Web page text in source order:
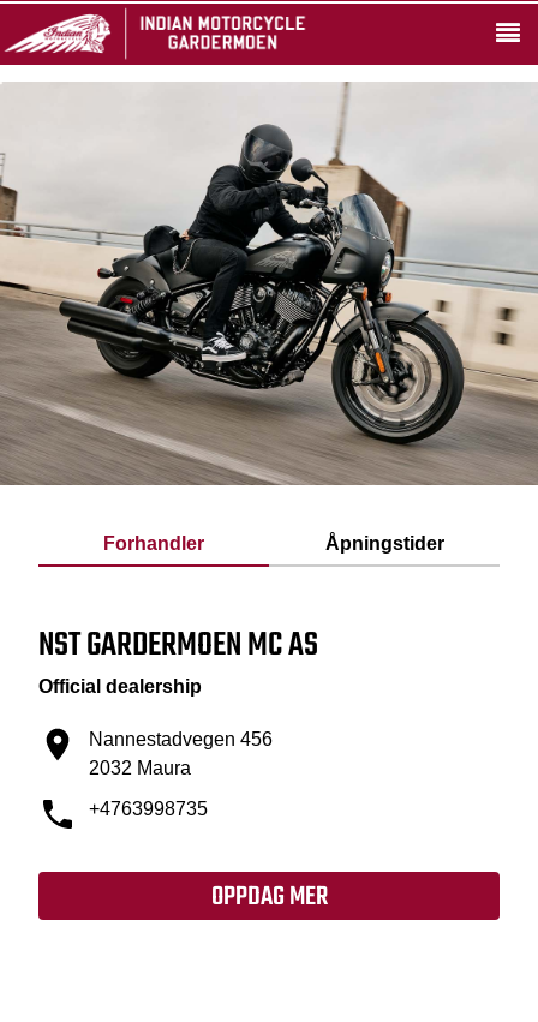
Forhandler Åpningstider
NST GARDERMOEN MC AS
Official dealership
Nannestadvegen 456
2032 Maura
+4763998735
OPPDAG MER